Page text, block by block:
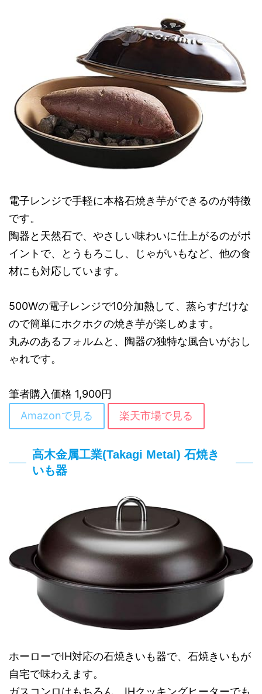
電子レンジで手軽に本格石焼き芋ができるのが特徴
です。
陶器と天然石で、やさしい味わいに仕上がるのがポ
イントで、とうもろこし、じゃがいもなど、他の食
材にも対応しています。
500Wの電子レンジで10分加熱して、蒸らすだけな
ので簡単にホクホクの焼き芋が楽しめます。
丸みのあるフォルムと、陶器の独特な風合いがおし
ゃれです。
筆者購入価格 1,900円
Amazonで見る
楽天市場で見る
高木金属工業(Takagi Metal) 石焼き
いも器
ホーローでIH対応の石焼きいも器で、石焼きいもが
自宅で味わえます。